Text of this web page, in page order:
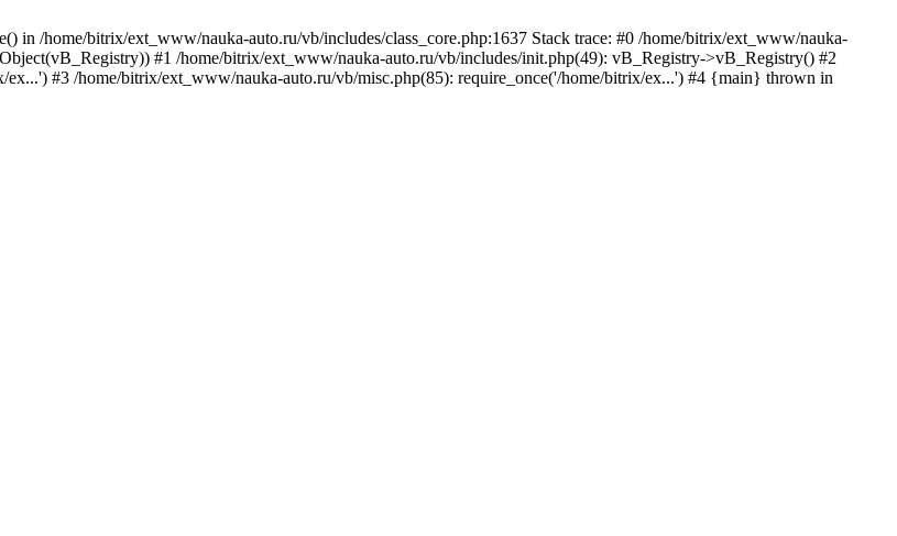
in /home/bitrix/ext_www/nauka-auto.ru/vb/includes/class_core.php:1637 Stack trace: #0 /home/bitrix/ext_www/nauka-
#1 /home/bitrix/ext_www/nauka-auto.ru/vb/includes/init.php(49): vB_Registry->vB_Registry() #2
#3 /home/bitrix/ext_www/nauka-auto.ru/vb/misc.php(85): require_once('/home/bitrix/ex...') #4 {main} thrown in